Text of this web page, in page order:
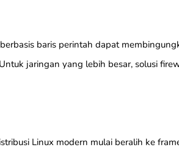
baris perintah dapat
jaringan yang lebih besar, solusi
Linux modern mulai beralih ke